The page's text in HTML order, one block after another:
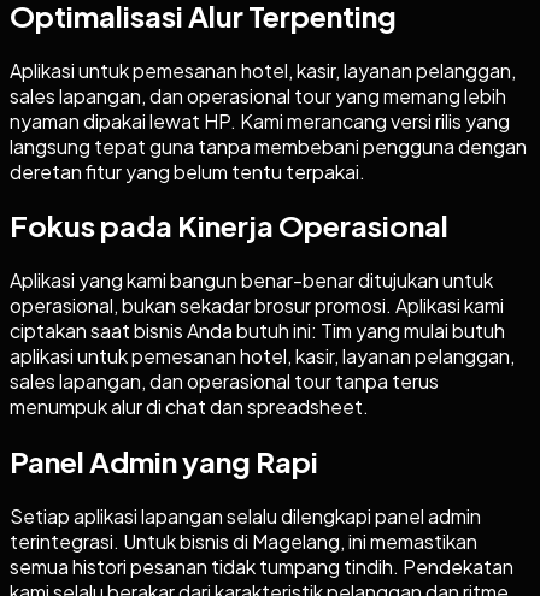
Optimalisasi Alur Terpenting
Aplikasi untuk pemesanan hotel, kasir, layanan pelanggan,
sales lapangan, dan operasional tour yang memang lebih
nyaman dipakai lewat HP. Kami merancang versi rilis yang
langsung tepat guna tanpa membebani pengguna dengan
deretan fitur yang belum tentu terpakai.
Fokus pada Kinerja Operasional
Aplikasi yang kami bangun benar-benar ditujukan untuk
operasional, bukan sekadar brosur promosi. Aplikasi kami
ciptakan saat bisnis Anda butuh ini: Tim yang mulai butuh
aplikasi untuk pemesanan hotel, kasir, layanan pelanggan,
sales lapangan, dan operasional tour tanpa terus
menumpuk alur di chat dan spreadsheet.
Panel Admin yang Rapi
Setiap aplikasi lapangan selalu dilengkapi panel admin
terintegrasi. Untuk bisnis di Magelang, ini memastikan
semua histori pesanan tidak tumpang tindih. Pendekatan